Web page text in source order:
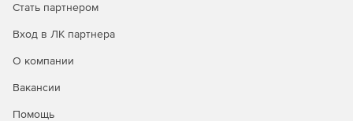
числе для сценария балансировки нагрузки RRI).
Стать партнером
Вход в ЛК партнера
О компании
Вакансии
Помощь